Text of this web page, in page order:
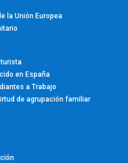
la Unión Europea
turista
en España
a Trabajo
de agrupación familiar